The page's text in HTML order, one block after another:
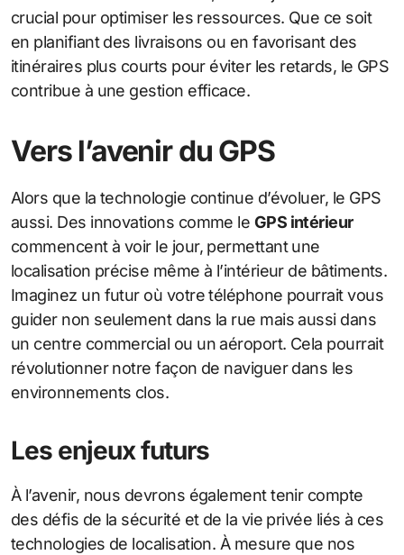
crucial pour optimiser les ressources. Que ce soit
en planifiant des livraisons ou en favorisant des
itinéraires plus courts pour éviter les retards, le GPS
contribue à une gestion efficace.
Vers l’avenir du GPS
Alors que la technologie continue d’évoluer, le GPS
aussi. Des innovations comme le GPS intérieur
commencent à voir le jour, permettant une
localisation précise même à l’intérieur de bâtiments.
Imaginez un futur où votre téléphone pourrait vous
guider non seulement dans la rue mais aussi dans
un centre commercial ou un aéroport. Cela pourrait
révolutionner notre façon de naviguer dans les
environnements clos.
Les enjeux futurs
À l’avenir, nous devrons également tenir compte
des défis de la sécurité et de la vie privée liés à ces
technologies de localisation. À mesure que nos